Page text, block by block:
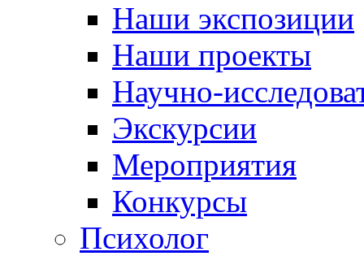
Наши экспозиции
Наши проекты
Научно-
Экскурсии
Мероприятия
Конкурсы
Психолог